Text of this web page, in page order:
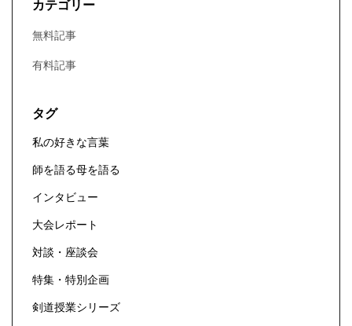
カテゴリー
無料記事
有料記事
タグ
私の好きな言葉
師を語る母を語る
インタビュー
大会レポート
対談・座談会
特集・特別企画
剣道授業シリーズ